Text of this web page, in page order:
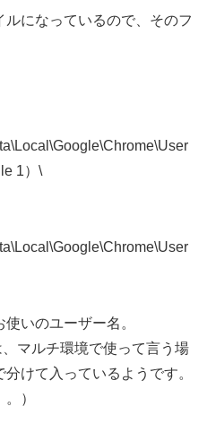
になっているので、そのフ
1）\
いのユーザー名。
マルチ環境で使って言う場
けて入っているようです。
）